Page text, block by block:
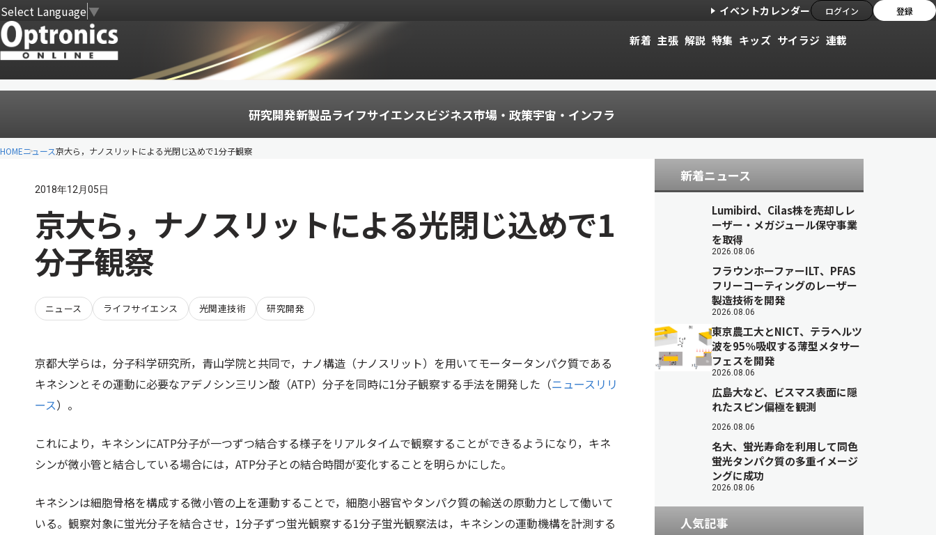
Select Language▼ イベントカレンダー ログイン 登録
新着 主張 解説 特集 キッズ サイラジ 連載
研究開発新製品ライフサイエンスビジネス市場・政策宇宙・インフラ
HOMEニュース京大ら，ナノスリットによる光閉じ込めで1分子観察
2018年12月05日
京大ら，ナノスリットによる光閉じ込めで1
分子観察
ニュース ライフサイエンス 光関連技術 研究開発
京都大学らは，分子科学研究所，青山学院と共同で，ナノ構造（ナノスリット）を用いてモータータンパク質である
キネシンとその運動に必要なアデノシン三リン酸（ATP）分子を同時に1分子観察する手法を開発した（ニュースリリ
ース）。
これにより，キネシンにATP分子が一つずつ結合する様子をリアルタイムで観察することができるようになり，キネ
シンが微小管と結合している場合には，ATP分子との結合時間が変化することを明らかにした。
キネシンは細胞骨格を構成する微小管の上を運動することで，細胞小器官やタンパク質の輸送の原動力として働いて
いる。観察対象に蛍光分子を結合させ，1分子ずつ蛍光観察する1分子蛍光観察法は，キネシンの運動機構を計測する
新着ニュース
Lumibird、Cilas株を売却しレ
ーザー・メガジュール保守事業
を取得
2026.08.06
フラウンホーファーILT、PFAS
フリーコーティングのレーザー
製造技術を開発
2026.08.06
東京農工大とNICT、テラヘルツ
波を95％吸収する薄型メタサー
フェスを開発
2026.08.06
広島大など、ビスマス表面に隠
れたスピン偏極を観測
2026.08.06
名大、蛍光寿命を利用して同色
蛍光タンパク質の多重イメージ
ングに成功
2026.08.06
人気記事